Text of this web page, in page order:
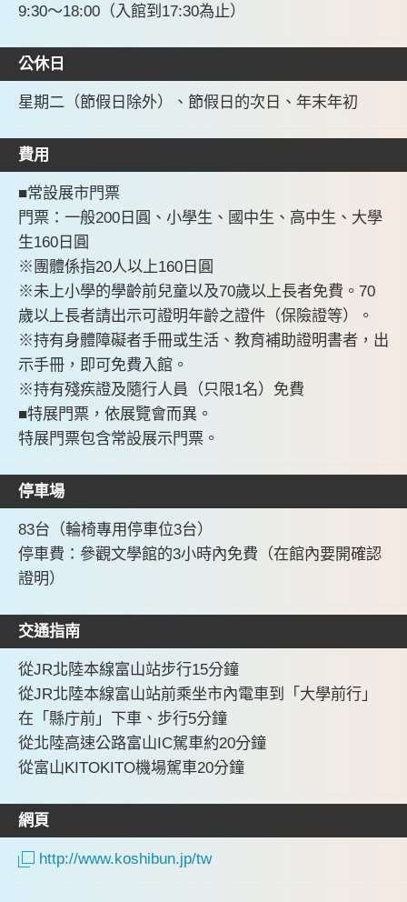
9:30～18:00（入館到17:30為止）
公休日
星期二（節假日除外）、節假日的次日、年末年初
費用
■常設展市門票
門票：一般200日圓、小學生、國中生、高中生、大學
生160日圓
※團體係指20人以上160日圓
※未上小學的學齡前兒童以及70歲以上長者免費。70
歲以上長者請出示可證明年齡之證件（保險證等）。
※持有身體障礙者手冊或生活、教育補助證明書者，出
示手冊，即可免費入館。
※持有殘疾證及隨行人員（只限1名）免費
■特展門票，依展覽會而異。
特展門票包含常設展示門票。
停車場
83台（輪椅專用停車位3台）
停車費：參觀文學館的3小時內免費（在館內要開確認
證明）
交通指南
從JR北陸本線富山站步行15分鐘
從JR北陸本線富山站前乘坐市內電車到「大學前行」
在「縣庁前」下車、步行5分鐘
從北陸高速公路富山IC駕車約20分鐘
從富山KITOKITO機場駕車20分鐘
網頁
http://www.koshibun.jp/tw